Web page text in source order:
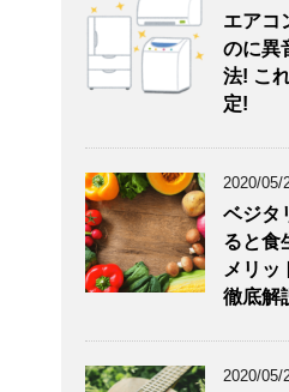
エアコ
のに異
法! こ
定!
2020/05/
ベジタ
ると食
メリッ
徹底解
2020/05/